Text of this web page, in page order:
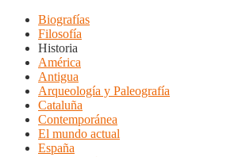
Biografías
Filosofía
Historia
América
Antigua
Arqueología y Paleografía
Cataluña
Contemporánea
El mundo actual
España